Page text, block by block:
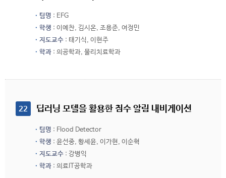
팀명 : EFG
학생 : 이예찬, 김시온, 조용준, 여정민
지도교수 : 태기식, 이현주
학과 : 의공학과, 물리치료학과
22 딥러닝 모델을 활용한 침수 알림 내비게이션
팀명 : Flood Detector
학생 : 윤선중, 황세윤, 이가현, 이순혁
지도교수 : 강병익
학과 : 의료IT공학과